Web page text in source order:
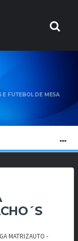
E FUTEBOL DE MESA
MATRIZAUTO -